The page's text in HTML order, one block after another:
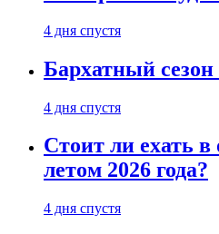
4 дня спустя
Бархатный
4 дня спустя
Стоит ли ехать
летом 2026 года?
4 дня спустя